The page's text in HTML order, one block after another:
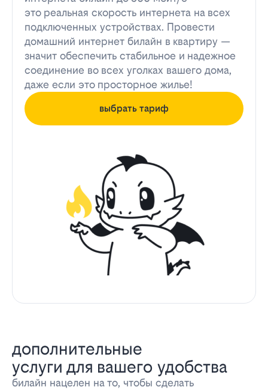
это реальная скорость интернета на всех
подключенных устройствах. Провести
домашний интернет билайн в квартиру —
значит обеспечить стабильное и надежное
соединение во всех уголках вашего дома,
даже если это просторное жилье!
выбрать тариф
дополнительные
услуги для вашего удобства
билайн нацелен на то, чтобы сделать